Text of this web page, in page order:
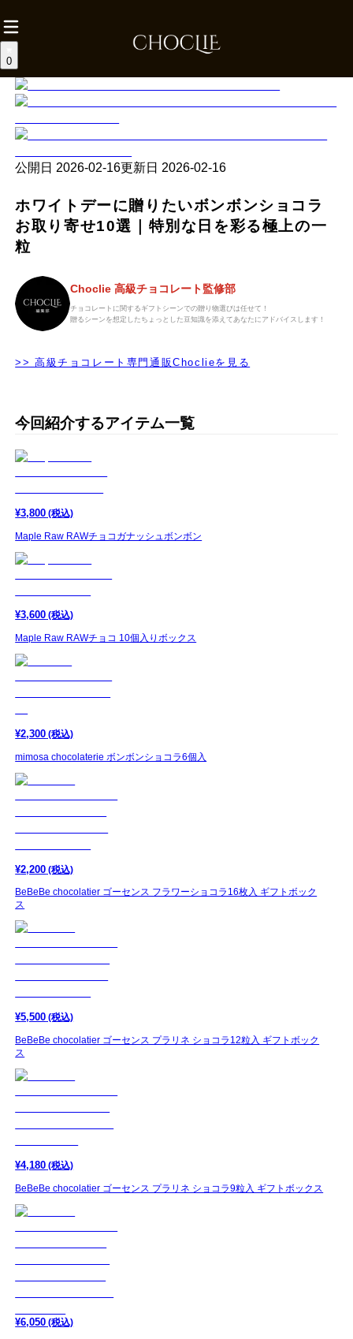
0
公開日 2026-02-16更新日 2026-02-16
ホワイトデーに贈りたいボンボンショコラ
お取り寄せ10選｜特別な日を彩る極上の一
粒
Choclie 高級チョコレート監修部
チョコレートに関するギフトシーンでの贈り物選びは任せて！
贈るシーンを想定したちょっとした豆知識を添えてあなたにアドバイスします！
>> 高級チョコレート専門通販Choclieを見る
今回紹介するアイテム一覧
¥3,800 (税込)
Maple Raw RAWチョコガナッシュボンボン
¥3,600 (税込)
Maple Raw RAWチョコ 10個入りボックス
¥2,300 (税込)
mimosa chocolaterie ボンボンショコラ6個入
¥2,200 (税込)
BeBeBe chocolatier ゴーセンス フラワーショコラ16枚入 ギフトボック
ス
¥5,500 (税込)
BeBeBe chocolatier ゴーセンス プラリネ ショコラ12粒入 ギフトボック
ス
¥4,180 (税込)
BeBeBe chocolatier ゴーセンス プラリネ ショコラ9粒入 ギフトボックス
¥6,050 (税込)